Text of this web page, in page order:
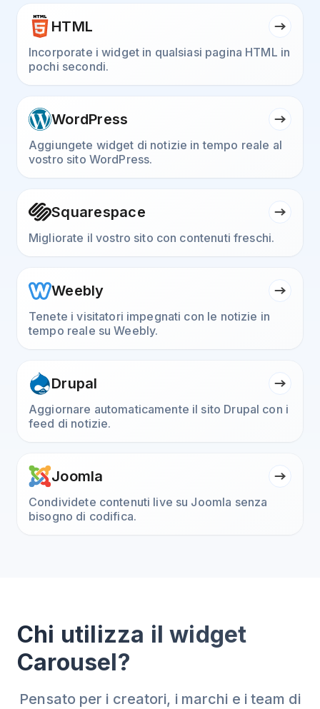
HTML
Incorporate i widget in qualsiasi pagina HTML in
pochi secondi.
WordPress
Aggiungete widget di notizie in tempo reale al
vostro sito WordPress.
Squarespace
Migliorate il vostro sito con contenuti freschi.
Weebly
Tenete i visitatori impegnati con le notizie in
tempo reale su Weebly.
Drupal
Aggiornare automaticamente il sito Drupal con i
feed di notizie.
Joomla
Condividete contenuti live su Joomla senza
bisogno di codifica.
Chi utilizza il widget
Carousel?
Pensato per i creatori, i marchi e i team di